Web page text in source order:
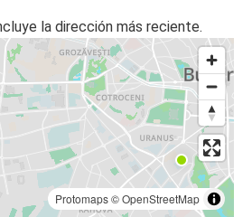
la dirección más reciente.
Protomaps©OpenStreetMap